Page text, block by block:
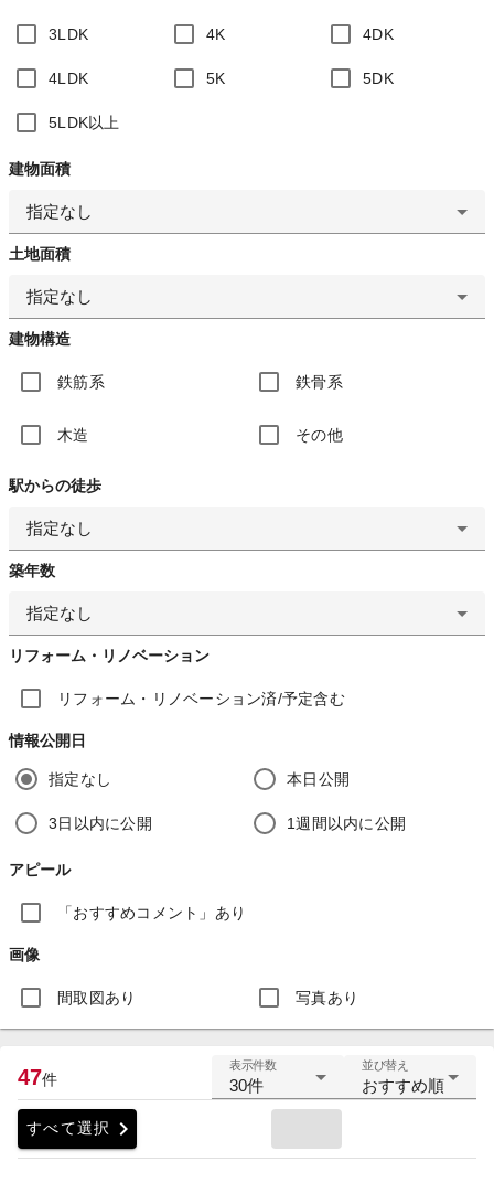
3LDK 4K 4DK
4LDK 5K 5DK
5LDK以上
建物面積
指定なし
土地面積
指定なし
建物構造
鉄筋系 鉄骨系
木造 その他
駅からの徒歩
指定なし
築年数
指定なし
リフォーム・リノベーション
リフォーム・リノベーション済/予定含む
情報公開日
指定なし 本日公開
3日以内に公開 1週間以内に公開
アピール
「おすすめコメント」あり
画像
間取図あり 写真あり
47件
表示件数
30件
並び替え
おすすめ順
すべて選択 chevron_right